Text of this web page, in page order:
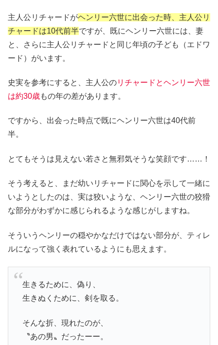
主人公リチャードがヘンリー六世に出会った時、主人公リ
チャードは10代前半ですが、既にヘンリー六世には、妻
と、さらに主人公リチャードと同じ年頃の子ども（エドワ
ード）がいます。
史実を参考にすると、主人公のリチャードとヘンリー六世
は約30歳もの年の差があります。
ですから、出会った時点で既にヘンリー六世は40代前
半。
とてもそうは見えない若さと無邪気そうな笑顔です……！
そう考えると、まだ幼いリチャードに関心を示して一緒に
いようとしたのは、実は狡いような、ヘンリー六世の狡猾
な部分がわずかに感じられるような感じがしますね。
そういうヘンリーの穏やかなだけではない部分が、ティレ
ルになって強く表れているようにも思えます。
生きるために、偽り、
生きぬくために、剣を取る。
そんな折、現れたのが、
〝あの男〟だったーー。